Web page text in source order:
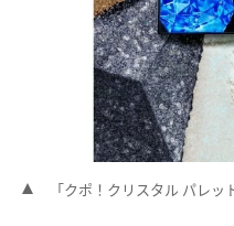
「クポ！クリスタル パレッ